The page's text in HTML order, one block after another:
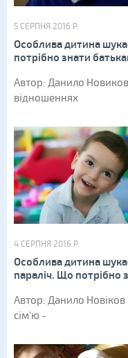
5 СЕРПНЯ 2016 Р.
Особлива дитина
потрібно знати
Автор: Данило
відношеннях
4 СЕРПНЯ 2016 Р.
Особлива дитина
параліч. Що потрібно
Автор: Данило
сім'ю -